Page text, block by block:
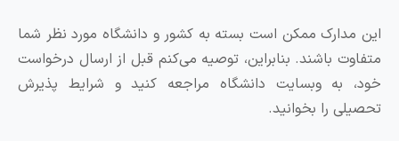
مدارک ممکن است بسته به کشور و دانشگاه مورد نظر شما
باشند. بنابراین، توصیه می‌کنم قبل از ارسال درخواست
به وبسایت دانشگاه مراجعه کنید و شرایط پذیرش
را بخوانید.